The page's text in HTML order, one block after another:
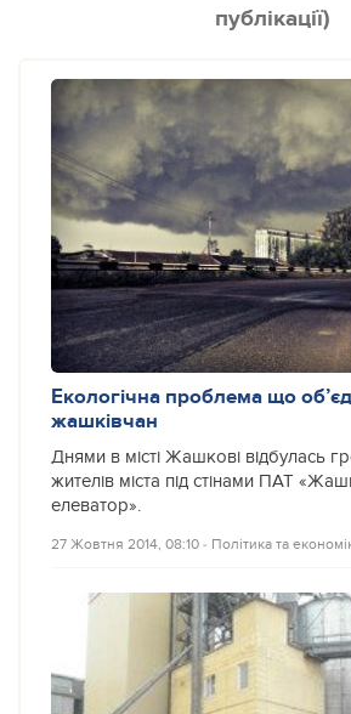
публікації)
Екологічна проблема що
жашківчан
Днями в місті Жашкові відбулась
жителів міста під стінами ПАТ
елеватор».
27 Жовтня 2014, 08:10 ‐ Політика та